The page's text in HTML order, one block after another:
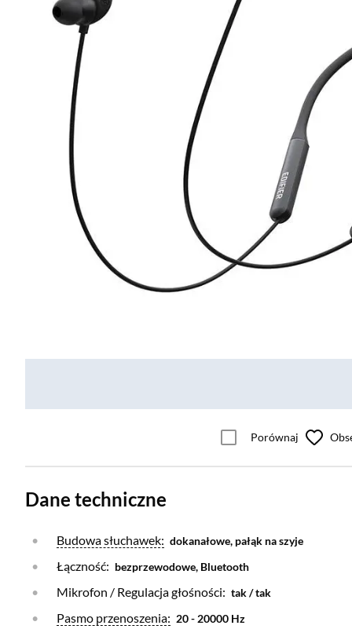
Porównaj
Dane techniczne
Otwórz warstwę
Budowa słuchawek: dokanałowe, pałąk na szyje
Łączność: bezprzewodowe, Bluetooth
Mikrofon / Regulacja głośności: tak / tak
Otwórz warstwę
Pasmo przenoszenia: 20 - 20000 Hz